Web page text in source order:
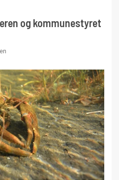
og kommunestyret